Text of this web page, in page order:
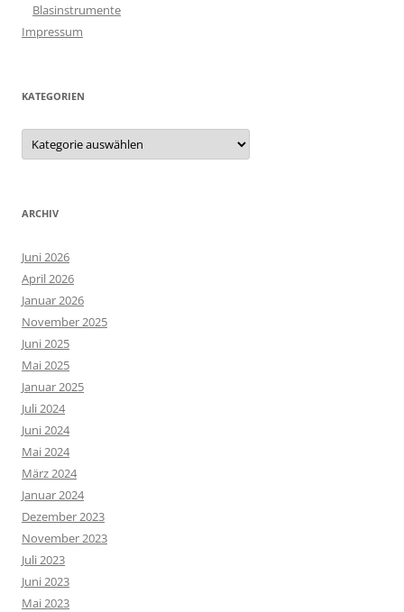
Blasinstrumente
Impressum
KATEGORIEN
Kategorien
ARCHIV
Juni 2026
April 2026
Januar 2026
November 2025
Juni 2025
Mai 2025
Januar 2025
Juli 2024
Juni 2024
Mai 2024
März 2024
Januar 2024
Dezember 2023
November 2023
Juli 2023
Juni 2023
Mai 2023